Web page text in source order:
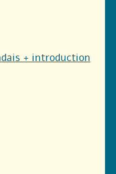
+ introduction